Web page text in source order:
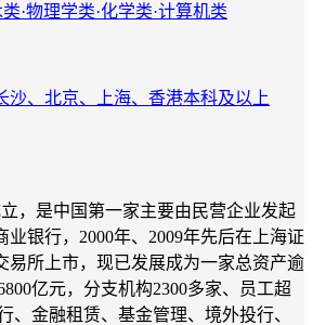
·物理学类·化学类·计算机类
沙、北京、上海、香港本科及以上
，是中国第一家主要由民营企业发起
银行，2000年、2009年先后在上海证
易所上市，现已发展成为一家总资产逾
亿元，分支机构2300多家、员工超
、金融租赁、基金管理、境外投行、